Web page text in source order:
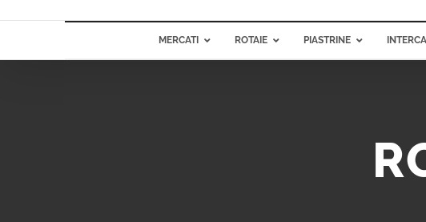
MERCATI ROTAIE PIASTRINE